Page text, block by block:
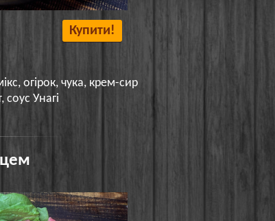
Купити!
огірок, чука, крем-сир
соус Унагі